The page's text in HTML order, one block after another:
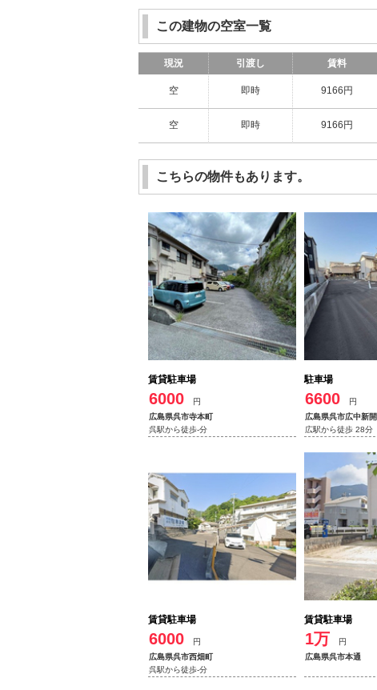
この建物の空室一覧
現況 引渡し 賃料
空 即時 9166円
空 即時 9166円
こちらの物件もあります。
賃貸駐車場
6000
円
広島県呉市寺本町
呉駅から徒歩-分
駐車場
6600
円
広島県呉市広中新開
広駅から徒歩 28分
賃貸駐車場
6000
円
広島県呉市西畑町
呉駅から徒歩-分
賃貸駐車場
1万
円
広島県呉市本通